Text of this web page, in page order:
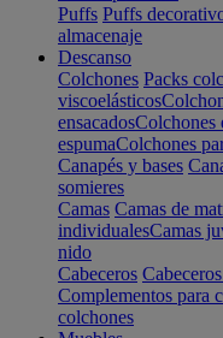
Puffs Puffs
almacenaje
Descanso
Colchones Packs
viscoelásticos
ensacadosColchones
espumaColchones
Canapés y bases
somieres
Camas Camas de
individualesCamas
nido
Cabeceros
Complementos para
colchones